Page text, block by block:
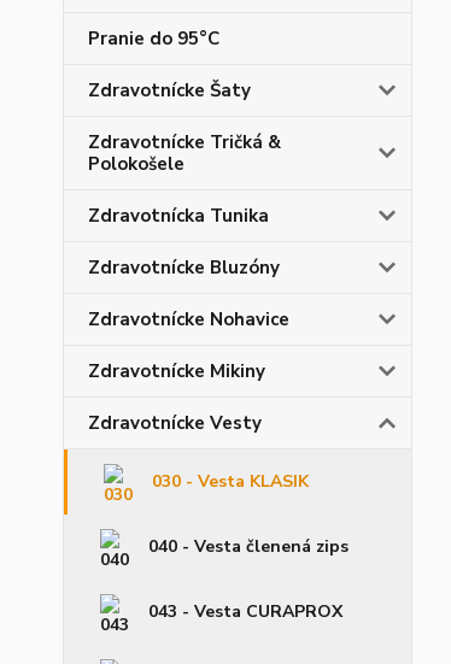
Pranie do 95°C
Zdravotnícke Šaty
Zdravotnícke Tričká &
Polokošele
Zdravotnícka Tunika
Zdravotnícke Bluzóny
Zdravotnícke Nohavice
Zdravotnícke Mikiny
Zdravotnícke Vesty
030 - Vesta KLASIK
040 - Vesta členená zips
043 - Vesta CURAPROX